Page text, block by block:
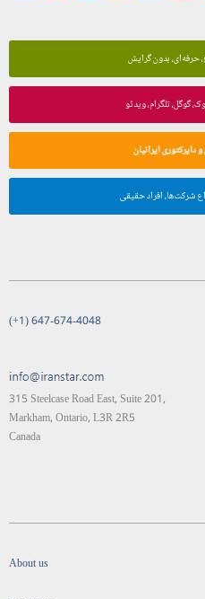
حرفه‌ای، بدون گرایش
گوگل، تلگرام، ویدئو
ایرانیان
شرکت‌ها، افراد حقیقی
(+1) 647-674-4048
315 Steelcase Road East, Suite 201,
Markham, Ontario, L3R 2R5
Canada
About us